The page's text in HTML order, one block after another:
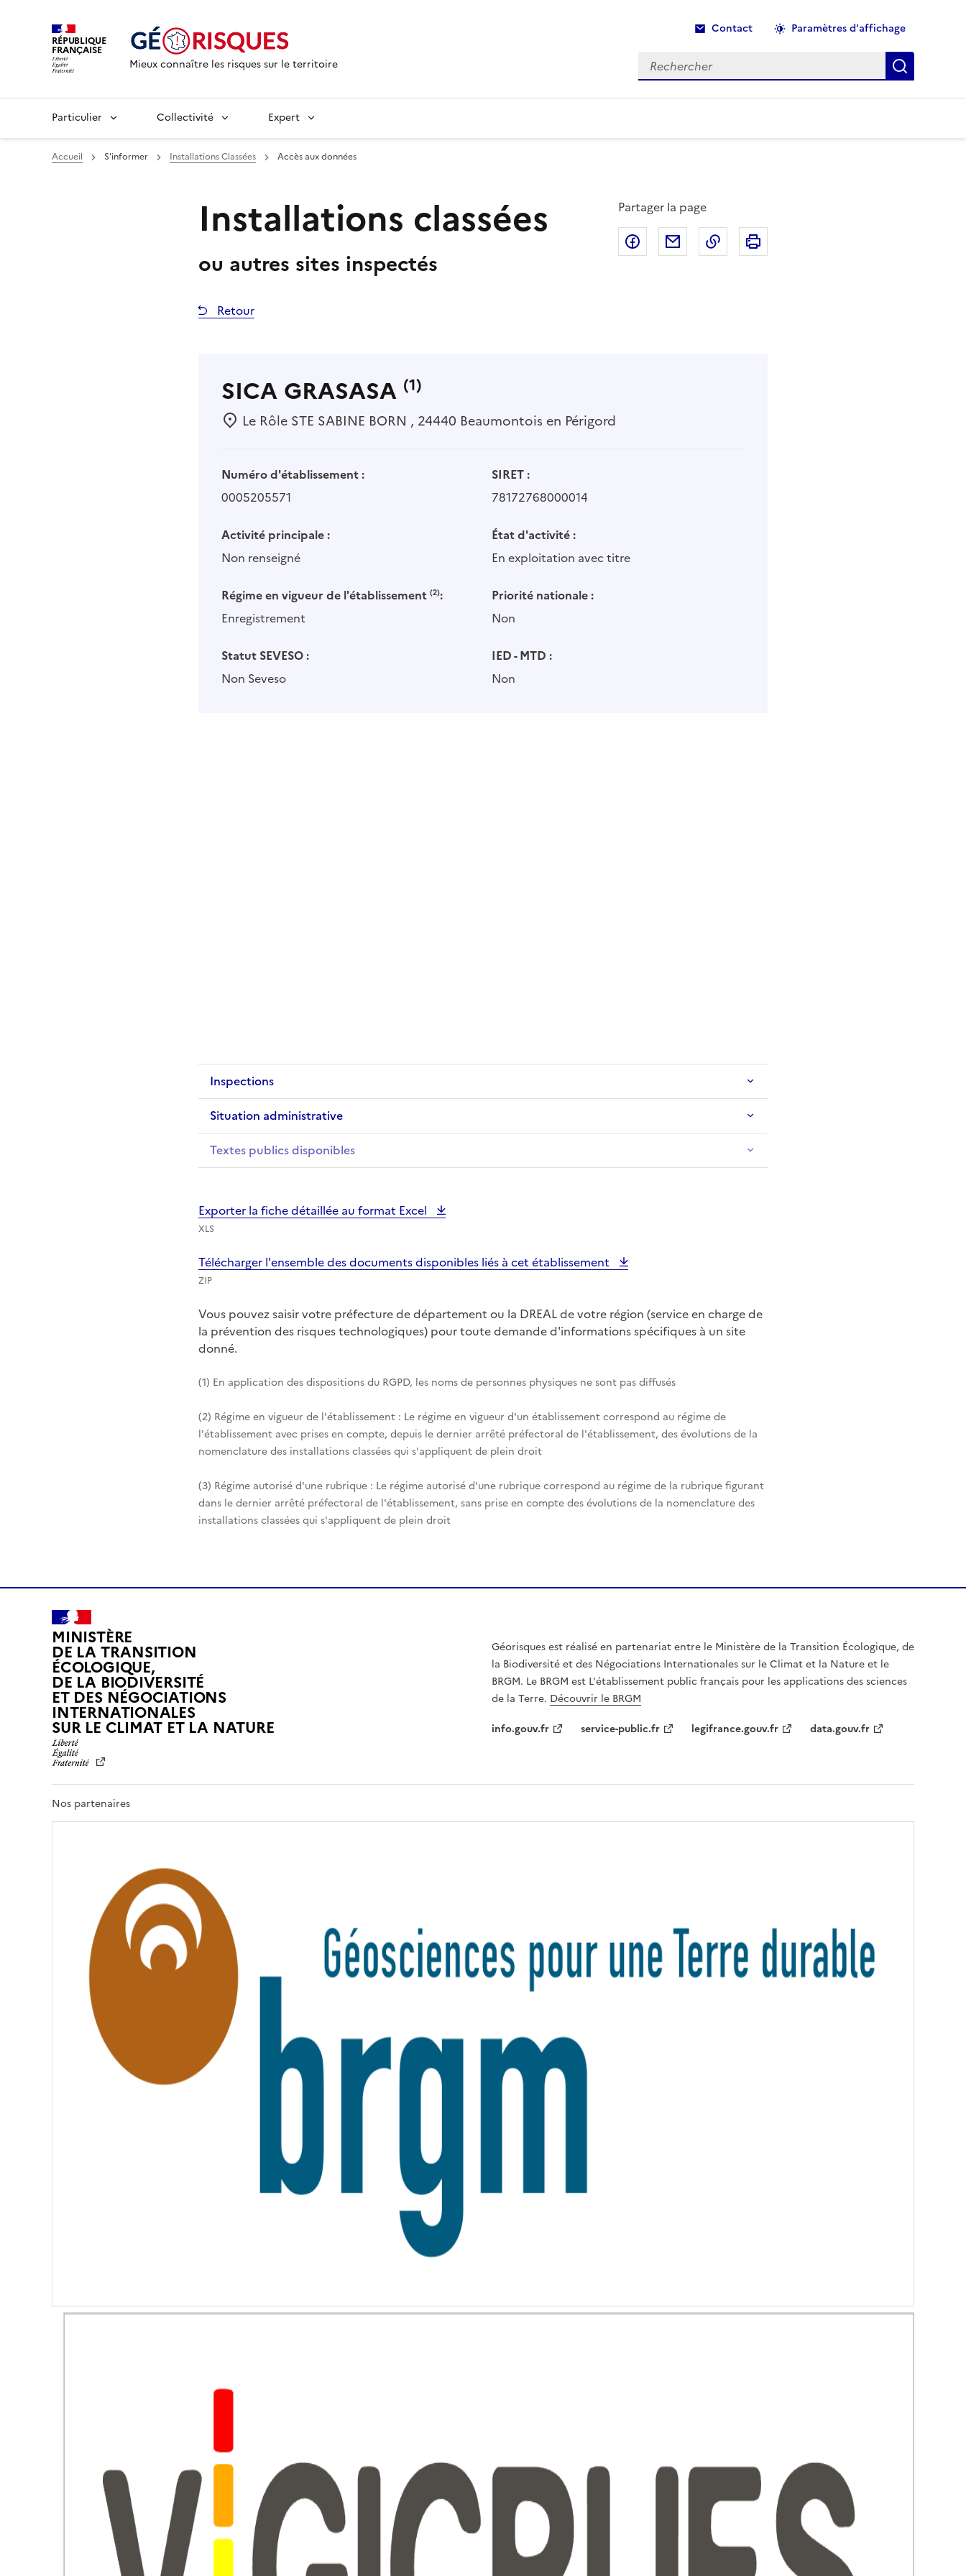
RÉPUBLIQUE
FRANÇAISE
Mieux connaître les risques sur le territoire
Contact Paramètres d'affichage
Rechercher
Recherche
Particulier Collectivité Expert
Accueil S'informer Installations Classées Accès aux données
Installations classées
ou autres sites inspectés
Partager la page
Partager sur Facebook
Partager par emailCopier dans le presse-papier
Retour
SICA GRASASA (1)
Le Rôle STE SABINE BORN , 24440 Beaumontois en Périgord
Numéro d'établissement :
0005205571
SIRET :
78172768000014
Activité principale :
Non renseigné
État d'activité :
En exploitation avec titre
Régime en vigueur de l'établissement (2):
Enregistrement
Priorité nationale :
Non
Statut SEVESO :
Non Seveso
IED - MTD :
Non
Inspections
Situation administrative
Textes publics disponibles
Exporter la fiche détaillée au format Excel
XLS
Télécharger l'ensemble des documents disponibles liés à cet établissement
ZIP
Vous pouvez saisir votre préfecture de département ou la DREAL de votre région (service en charge de
la prévention des risques technologiques) pour toute demande d'informations spécifiques à un site
donné.
(1) En application des dispositions du RGPD, les noms de personnes physiques ne sont pas diffusés
(2) Régime en vigueur de l'établissement : Le régime en vigueur d'un établissement correspond au régime de
l'établissement avec prises en compte, depuis le dernier arrêté préfectoral de l'établissement, des évolutions de la
nomenclature des installations classées qui s'appliquent de plein droit
(3) Régime autorisé d'une rubrique : Le régime autorisé d'une rubrique correspond au régime de la rubrique figurant
dans le dernier arrêté préfectoral de l'établissement, sans prise en compte des évolutions de la nomenclature des
installations classées qui s'appliquent de plein droit
MINISTÈRE
DE LA TRANSITION
ÉCOLOGIQUE,
DE LA BIODIVERSITÉ
ET DES NÉGOCIATIONS
INTERNATIONALES
SUR LE CLIMAT ET LA NATUREL
R
É
R
R
N
T
Géorisques est réalisé en partenariat entre le Ministère de la Transition Écologique, de
la Biodiversité et des Négociations Internationales sur le Climat et la Nature et le
BRGM. Le BRGM est L'établissement public français pour les applications des sciences
de la Terre. Découvrir le BRGM
info.gouv.fr
service-public.fr legifrance.gouv.fr data.gouv.fr
Nos partenaires